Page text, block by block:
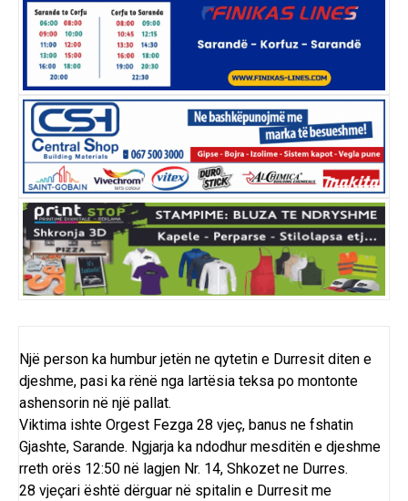
Një person ka humbur jetën ne qytetin e Durresit diten e
djeshme, pasi ka rënë nga lartësia teksa po montonte
ashensorin në një pallat.
Viktima ishte Orgest Fezga 28 vjeç, banus ne fshatin
Gjashte, Sarande. Ngjarja ka ndodhur mesditën e djeshme
rreth orës 12:50 në lagjen Nr. 14, Shkozet ne Durres.
28 vjeçari është dërguar në spitalin e Durresit me